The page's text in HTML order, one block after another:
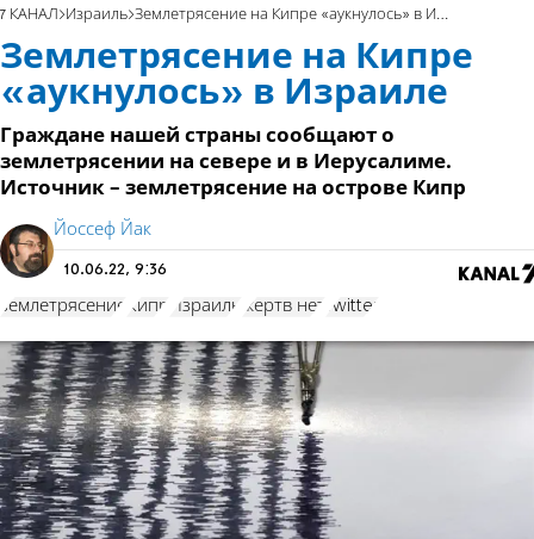
7 КАНАЛ Израиль Землетрясение на Кипре «аукнулось» в Израиле
Землетрясение на Кипре
«аукнулось» в Израиле
Граждане нашей страны сообщают о
землетрясении на севере и в Иерусалиме.
Источник – землетрясение на острове Кипр
Йоссеф Йак
10.06.22, 9:36
землетрясение Кипр Израиль жертв нет Twitter